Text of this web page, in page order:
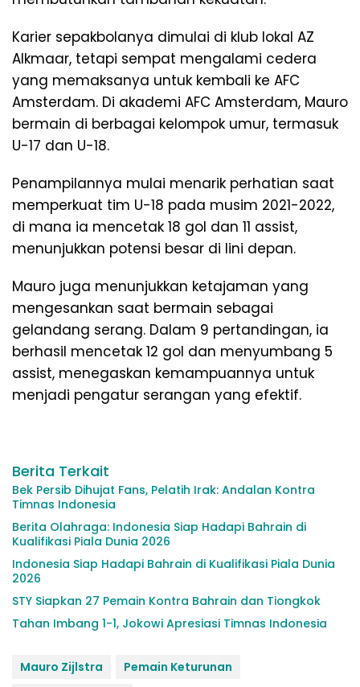
Karier sepakbolanya dimulai di klub lokal AZ
Alkmaar, tetapi sempat mengalami cedera
yang memaksanya untuk kembali ke AFC
Amsterdam. Di akademi AFC Amsterdam, Mauro
bermain di berbagai kelompok umur, termasuk
U-17 dan U-18.
Penampilannya mulai menarik perhatian saat
memperkuat tim U-18 pada musim 2021-2022,
di mana ia mencetak 18 gol dan 11 assist,
menunjukkan potensi besar di lini depan.
Mauro juga menunjukkan ketajaman yang
mengesankan saat bermain sebagai
gelandang serang. Dalam 9 pertandingan, ia
berhasil mencetak 12 gol dan menyumbang 5
assist, menegaskan kemampuannya untuk
menjadi pengatur serangan yang efektif.
Berita Terkait
Bek Persib Dihujat Fans, Pelatih Irak: Andalan Kontra
Timnas Indonesia
Berita Olahraga: Indonesia Siap Hadapi Bahrain di
Kualifikasi Piala Dunia 2026
Indonesia Siap Hadapi Bahrain di Kualifikasi Piala Dunia
2026
STY Siapkan 27 Pemain Kontra Bahrain dan Tiongkok
Tahan Imbang 1-1, Jokowi Apresiasi Timnas Indonesia
Mauro Zijlstra
Pemain Keturunan